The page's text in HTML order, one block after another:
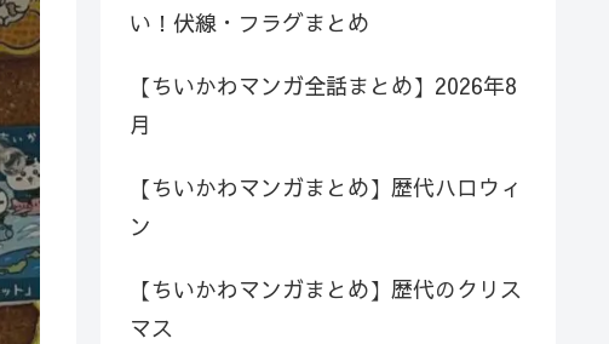
い！伏線・フラグまとめ
【ちいかわマンガ全話まとめ】2026年8
月
【ちいかわマンガまとめ】歴代ハロウィ
ン
【ちいかわマンガまとめ】歴代のクリス
マス